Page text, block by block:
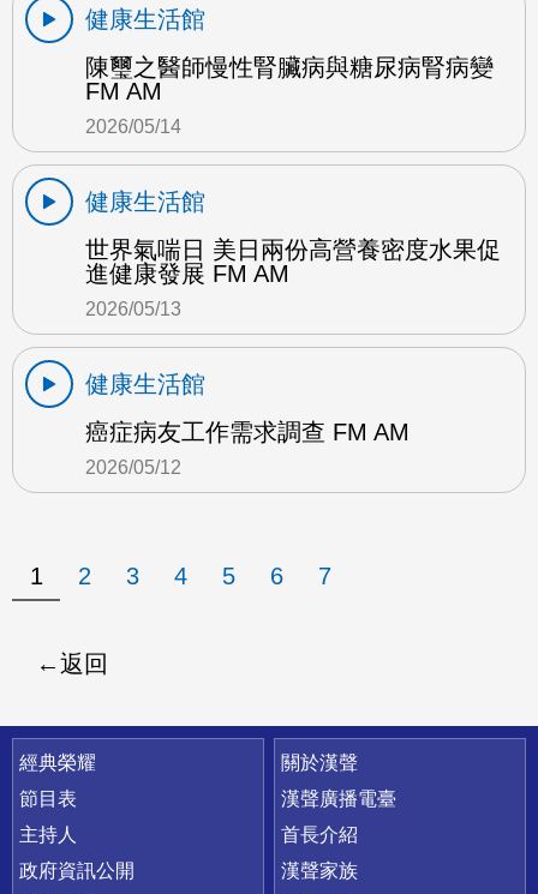
健康生活館
陳璽之醫師慢性腎臟病與糖尿病腎病變
FM AM
2026/05/14
健康生活館
世界氣喘日 美日兩份高營養密度水果促
進健康發展 FM AM
2026/05/13
健康生活館
癌症病友工作需求調查 FM AM
2026/05/12
1 2 3 4 5 6 7
返回
快速連結
經典榮耀
節目表
主持人
政府資訊公開
關於漢聲
漢聲廣播電臺
首長介紹
漢聲家族